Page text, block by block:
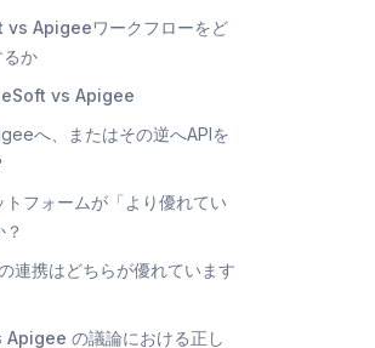
Apigeeワークフローをど
か
vs Apigee
へ、またはその逆へAPIを
トフォームが「より優れてい
連携はどちらが優れています
の議論における正し